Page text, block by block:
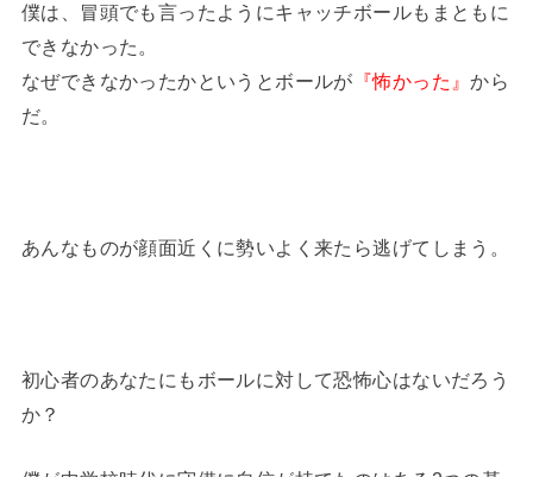
僕は、冒頭でも言ったようにキャッチボールもまともに
できなかった。
なぜできなかったかというとボールが 『怖かった』から
だ。
あんなものが顔面近くに勢いよく来たら逃げてしまう。
初心者のあなたにもボールに対して恐怖心はないだろう
か？